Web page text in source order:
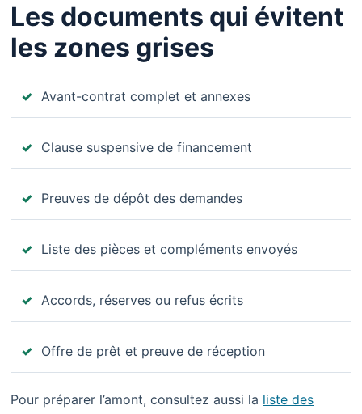
Les documents qui évitent
les zones grises
Avant-contrat complet et annexes
Clause suspensive de financement
Preuves de dépôt des demandes
Liste des pièces et compléments envoyés
Accords, réserves ou refus écrits
Offre de prêt et preuve de réception
Pour préparer l’amont, consultez aussi la liste des